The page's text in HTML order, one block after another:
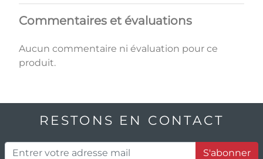
Commentaires et évaluations
Aucun commentaire ni évaluation pour ce
produit.
RESTONS EN CONTACT
S'abonner